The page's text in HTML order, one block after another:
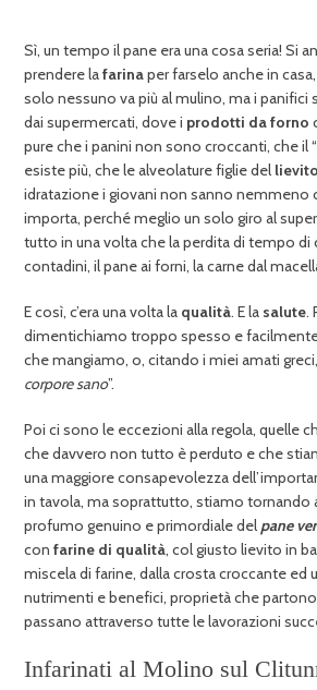
Sì, un tempo il pane era una cosa seria! Si
prendere lafarinaper farselo anche in
solo nessuno va più al mulino, ma i
dai supermercati, dove i prodotti da forno
pure che i panini non sono croccanti, che il “
esiste più, che le alveolature figlie del
idratazione i giovani non sanno nemmeno
importa, perché meglio un solo giro al
tutto in una volta che la perdita di tempo di
contadini, il pane ai forni, la carne dal
E così, c’era una volta la qualità. E la salute.
dimentichiamo troppo spesso e
che mangiamo, o, citando i miei amati
corpore sano”.
Poi ci sono le eccezioni alla regola, quelle
che davvero non tutto è perduto e che
una maggiore consapevolezza
in tavola, ma soprattutto, stiamo tornando
profumo genuino e primordiale del pane
confarine di qualità, col giusto lievito in
miscela di farine, dalla crosta croccante ed
nutrimenti e benefici, proprietà che
passano attraverso tutte le lavorazioni
Infarinati al Molino sul